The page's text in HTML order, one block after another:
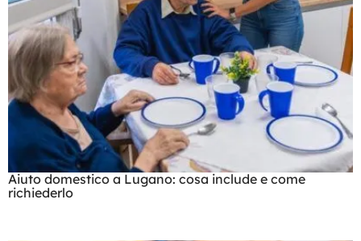
Aiuto domestico a Lugano: cosa include e come
richiederlo